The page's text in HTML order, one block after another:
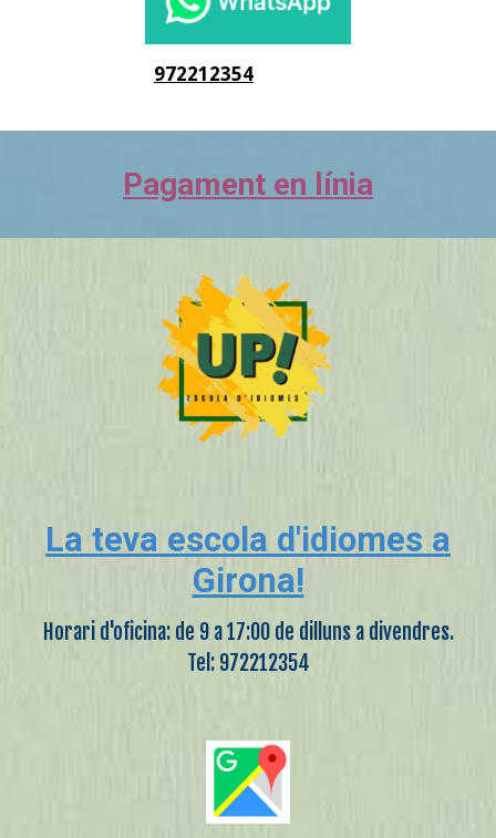
972212354
Pagament en línia
La teva escola d'idiomes a
Girona!
Horari d'oficina: de 9 a 17:00 de dilluns a divendres.
Tel: 972212354